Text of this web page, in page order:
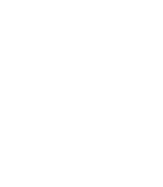
помидоры, моцарелла,